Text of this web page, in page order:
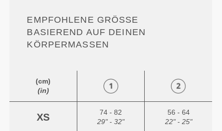
EMPFOHLENE GRÖSSE B
ASIEREND AUF DEINEN K
ÖRPERMASSEN
(cm)
(in)
XS
74 - 82
29" - 32"
56 - 64
22" - 25"